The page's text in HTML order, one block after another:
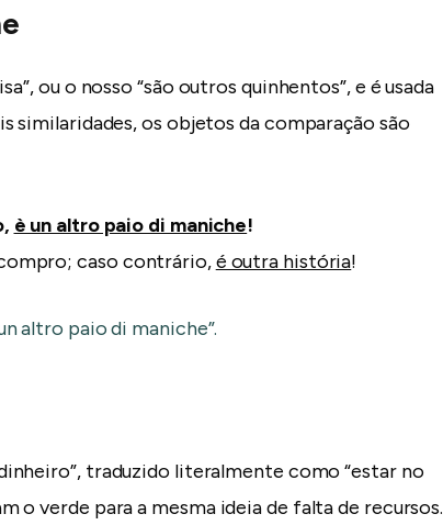
ou o nosso “são outros quinhentos”, e é usada
similaridades, os objetos da comparação são
è un altro paio di maniche!
caso contrário,é outra história!
altro paio di maniche”.
traduzido literalmente como “estar no
o verde para a mesma ideia de falta de recursos.